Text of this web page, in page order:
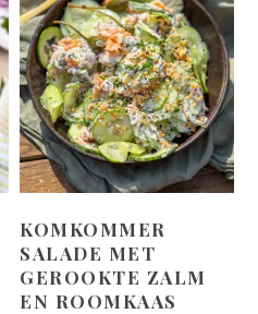
KOMKOMMER
SALADE MET
GEROOKTE ZALM
EN ROOMKAAS